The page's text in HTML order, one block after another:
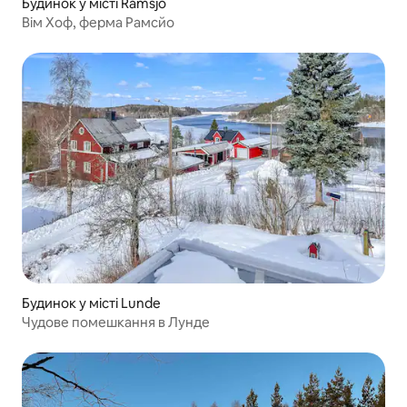
Вім Хоф, ферма Рамсйо
Будинок у місті Lunde
Чудове помешкання в Лунде